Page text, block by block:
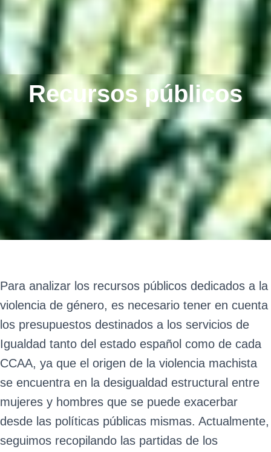
Recursos públicos
Para analizar los recursos públicos dedicados a la
violencia de género, es necesario tener en cuenta
los presupuestos destinados a los servicios de
Igualdad tanto del estado español como de cada
CCAA, ya que el origen de la violencia machista
se encuentra en la desigualdad estructural entre
mujeres y hombres que se puede exacerbar
desde las políticas públicas mismas. Actualmente,
seguimos recopilando las partidas de los